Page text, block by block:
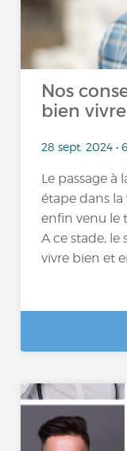
Nos
bien
28 sept. 2024 •
Le passage
étape dans
enfin venu le
A ce stade,
vivre bien et